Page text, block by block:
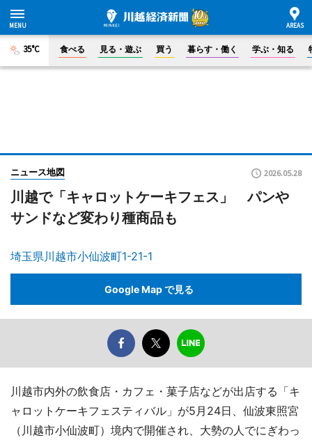
35°C 食べる 見る・遊ぶ 買う 暮らす・働く 学ぶ・知る
ニュース地図 2026.05.28
川越で「キャロットケーキフェス」 パンや
サンドなど変わり種商品も
埼玉県川越市小仙波町1-21-1
Google Map で見る
川越市内外の飲食店・カフェ・菓子店などが出店する「キ
ャロットケーキフェスティバル」が5月24日、仙波東照宮
（川越市小仙波町）境内で開催され、大勢の人でにぎわっ